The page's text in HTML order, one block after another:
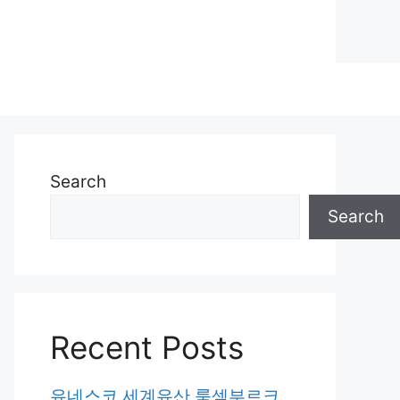
Search
Search
Recent Posts